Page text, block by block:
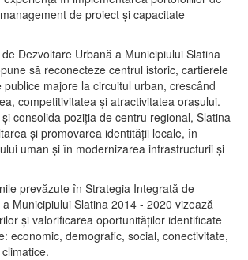
de proiect și capacitate
Dezvoltare Urbană a Municipiului Slatina
să reconecteze centrul istoric, cartierele
majore la circuitul urban, crescând
competitivitatea şi atractivitatea oraşului.
consolida poziţia de centru regional, Slatina
şi promovarea identităţii locale, în
uman şi în modernizarea infrastructurii şi
prevăzute în Strategia Integrată de
Municipiului Slatina 2014 - 2020 vizează
şi valorificarea oportunităţilor identificate
economic, demografic, social, conectivitate,